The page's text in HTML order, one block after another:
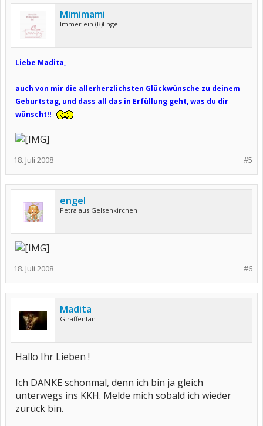
Mimimami
Immer ein (B)Engel
Liebe Madita,
auch von mir die allerherzlichsten Glückwünsche zu deinem
Geburtstag, und dass all das in Erfüllung geht, was du dir
wünscht!!
#5
18. Juli 2008
engel
Petra aus Gelsenkirchen
#6
18. Juli 2008
Madita
Giraffenfan
Hallo Ihr Lieben !
Ich DANKE schonmal, denn ich bin ja gleich
unterwegs ins KKH. Melde mich sobald ich wieder
zurück bin.